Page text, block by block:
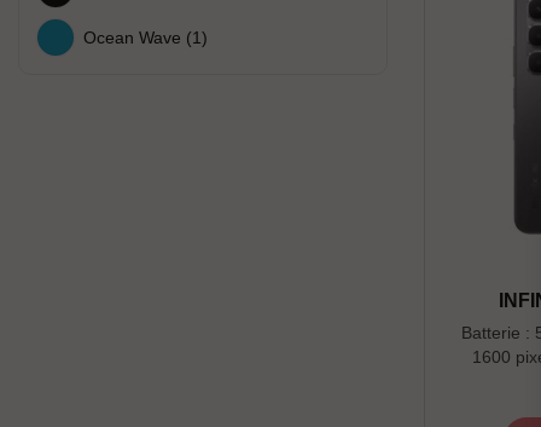
Ocean Wave (1)
Batterie :
1600